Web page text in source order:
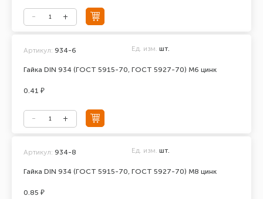
Гайка DIN 934 (ГОСТ 5915-70, ГОСТ 5927-70) М6 цинк
Артикул: 934-6 Ед. изм. шт.
0.41 ₽
Гайка DIN 934 (ГОСТ 5915-70, ГОСТ 5927-70) М8 цинк
Артикул: 934-8 Ед. изм. шт.
0.85 ₽